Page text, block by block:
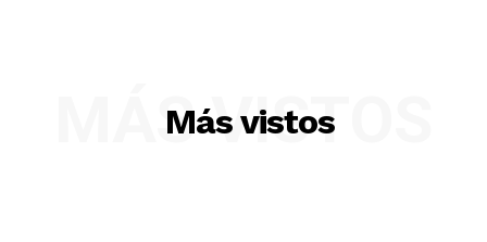
Más vistos
MÁS VISTOS